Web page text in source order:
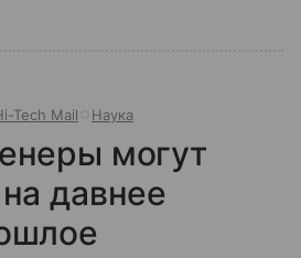
Tech Mail Наука
могут
давнее